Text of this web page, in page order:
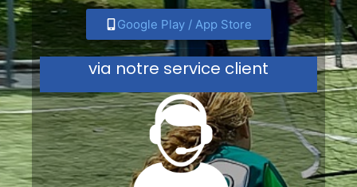
Google Play / App Store
via notre service client